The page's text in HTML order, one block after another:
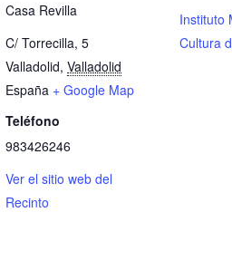
Casa Revilla
C/ Torrecilla, 5
Valladolid, Valladolid
España + Google Map
Teléfono
983426246
Ver el sitio web del
Recinto
Instituto
Cultura